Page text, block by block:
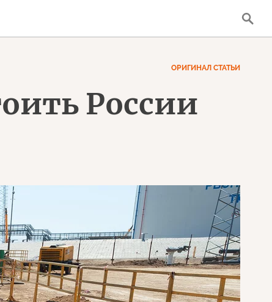
ОРИГИНАЛ СТАТЬИ
России